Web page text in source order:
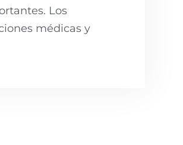
Los
médicas y